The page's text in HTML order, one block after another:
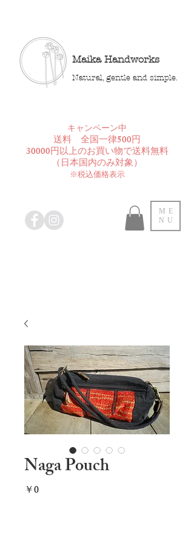
Maika Handworks
Natural, gentle and simple.
​キャンペーン中
送料 全国一律500円
30000円以上のお買い物で送料無料
​（日本国内のみ対象）
※税込価格表示
ME
NU
Naga Pouch
￥0価